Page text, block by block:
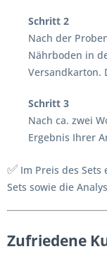
Schritt 2
Nach der
Nährboden in
Versandkarton.
Schritt 3
Nach ca. zwei
Ergebnis Ihrer
✅ Im Preis des
Sets sowie die
Zufriedene